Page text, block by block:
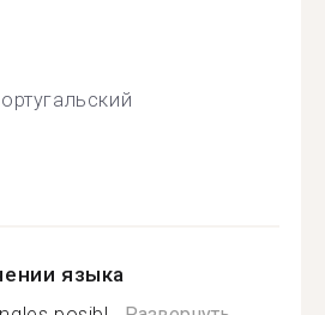
языка